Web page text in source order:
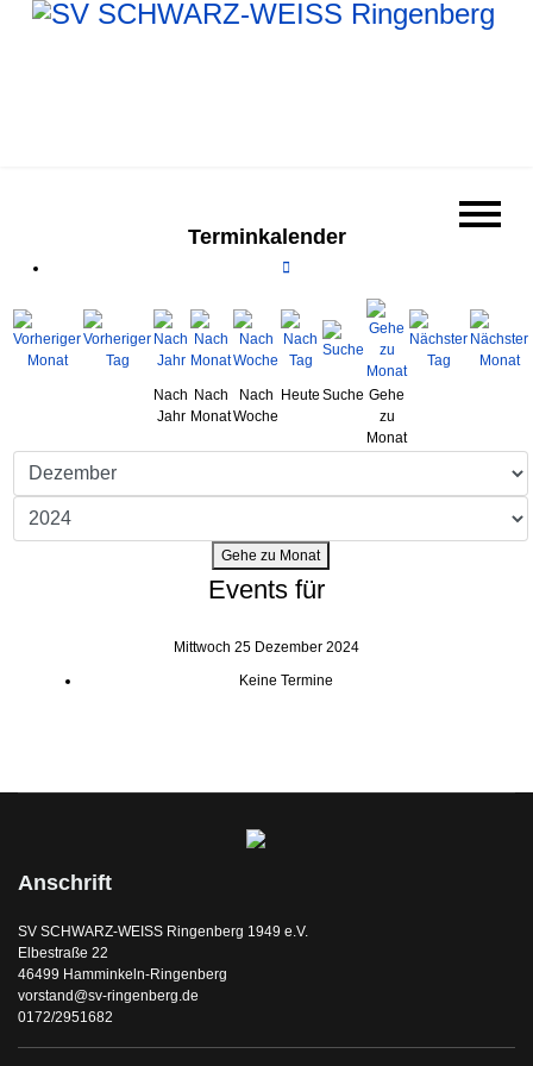
Terminkalender
Nach
Jahr
Nach
Monat
Nach
Woche
Heute Suche Gehe
zu
Monat
Gehe zu Monat
Events für
Mittwoch 25 Dezember 2024
Keine Termine
Anschrift
SV SCHWARZ-WEISS Ringenberg 1949 e.V.
Elbestraße 22
46499 Hamminkeln-Ringenberg
vorstand@sv-ringenberg.de
0172/2951682